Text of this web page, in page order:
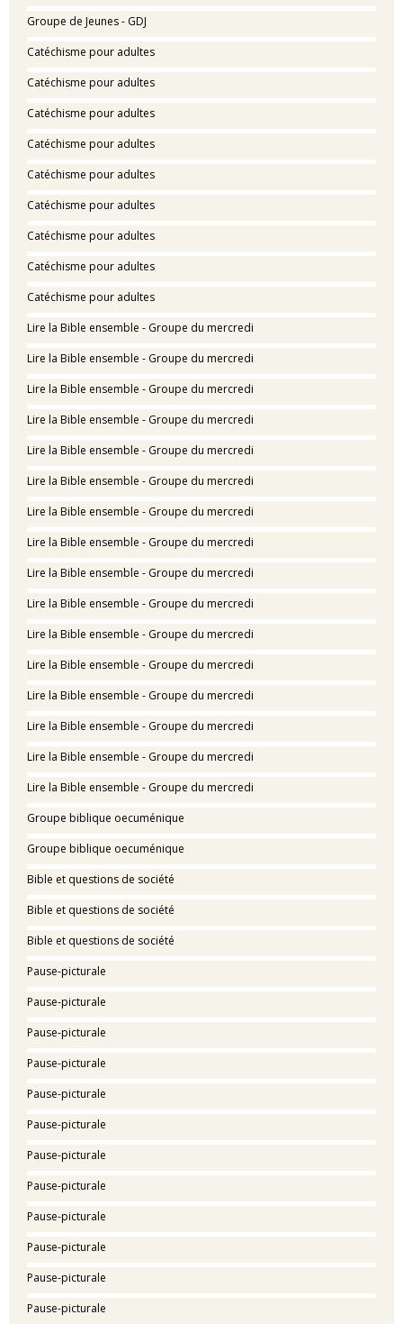
Groupe de Jeunes - GDJ
Catéchisme pour adultes
Catéchisme pour adultes
Catéchisme pour adultes
Catéchisme pour adultes
Catéchisme pour adultes
Catéchisme pour adultes
Catéchisme pour adultes
Catéchisme pour adultes
Catéchisme pour adultes
Lire la Bible ensemble - Groupe du mercredi
Lire la Bible ensemble - Groupe du mercredi
Lire la Bible ensemble - Groupe du mercredi
Lire la Bible ensemble - Groupe du mercredi
Lire la Bible ensemble - Groupe du mercredi
Lire la Bible ensemble - Groupe du mercredi
Lire la Bible ensemble - Groupe du mercredi
Lire la Bible ensemble - Groupe du mercredi
Lire la Bible ensemble - Groupe du mercredi
Lire la Bible ensemble - Groupe du mercredi
Lire la Bible ensemble - Groupe du mercredi
Lire la Bible ensemble - Groupe du mercredi
Lire la Bible ensemble - Groupe du mercredi
Lire la Bible ensemble - Groupe du mercredi
Lire la Bible ensemble - Groupe du mercredi
Lire la Bible ensemble - Groupe du mercredi
Groupe biblique oecuménique
Groupe biblique oecuménique
Bible et questions de société
Bible et questions de société
Bible et questions de société
Pause-picturale
Pause-picturale
Pause-picturale
Pause-picturale
Pause-picturale
Pause-picturale
Pause-picturale
Pause-picturale
Pause-picturale
Pause-picturale
Pause-picturale
Pause-picturale